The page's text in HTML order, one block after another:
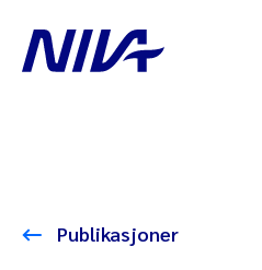
Publikasjoner